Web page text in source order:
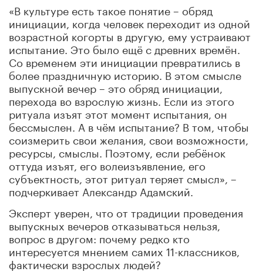
«В культуре есть такое понятие – обряд
инициации, когда человек переходит из одной
возрастной когорты в другую, ему устраивают
испытание. Это было ещё с древних времён.
Со временем эти инициации превратились в
более праздничную историю. В этом смысле
выпускной вечер – это обряд инициации,
перехода во взрослую жизнь. Если из этого
ритуала изъят этот момент испытания, он
бессмыслен. А в чём испытание? В том, чтобы
соизмерить свои желания, свои возможности,
ресурсы, смыслы. Поэтому, если ребёнок
оттуда изъят, его волеизъявление, его
субъектность, этот ритуал теряет смысл», –
подчеркивает Александр Адамский.
Эксперт уверен, что от традиции проведения
выпускных вечеров отказываться нельзя,
вопрос в другом: почему редко кто
интересуется мнением самих 11-классников,
фактически взрослых людей?